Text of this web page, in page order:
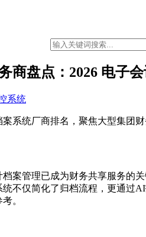
商盘点：2026 电子
系统
系统厂商排名，聚焦大型集团
案管理已成为财务共享服务的
不仅简化了归档流程，更通过
。